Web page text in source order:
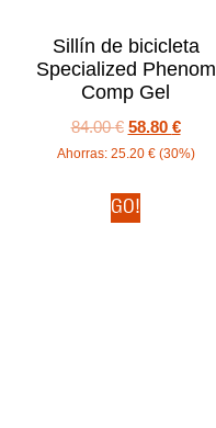
Sillín de bicicleta
Specialized Phenom
Comp Gel
84.00€ 58.80 €
Ahorras: 25.20 € (30%)
GO!